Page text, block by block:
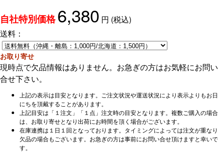
自社特別価格 6,380 円 (税込)
送料：
お取り寄せ
現時点で欠品情報はありません。お急ぎの方はお気軽にお問い
合せ下さい。
上記の表示は目安となります。ご注文状況や運送状況により表示よりもお日
にちを頂戴することがあります。
上記目安は「１注文」「１点」注文時の目安となります。複数ご購入の場合
は、お取り寄せとなり出荷にお時間を頂く場合がございます。
在庫連携は１日１回となっております。タイミングによっては注文が重なり
欠品の場合もございます。お急ぎの方は事前にお問い合せ頂けますと幸いで
す。